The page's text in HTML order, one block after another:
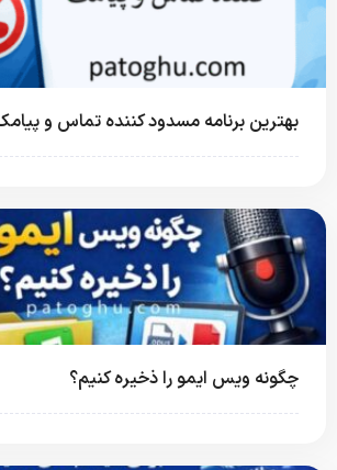
بهترین برنامه مسدود کننده تماس و پیامک
چگونه ویس ایمو را ذخیره کنیم؟